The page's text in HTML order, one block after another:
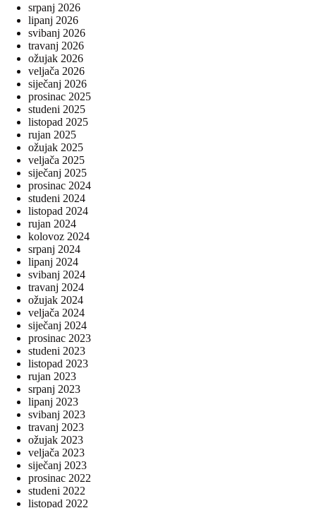
srpanj 2026
lipanj 2026
svibanj 2026
travanj 2026
ožujak 2026
veljača 2026
siječanj 2026
prosinac 2025
studeni 2025
listopad 2025
rujan 2025
ožujak 2025
veljača 2025
siječanj 2025
prosinac 2024
studeni 2024
listopad 2024
rujan 2024
kolovoz 2024
srpanj 2024
lipanj 2024
svibanj 2024
travanj 2024
ožujak 2024
veljača 2024
siječanj 2024
prosinac 2023
studeni 2023
listopad 2023
rujan 2023
srpanj 2023
lipanj 2023
svibanj 2023
travanj 2023
ožujak 2023
veljača 2023
siječanj 2023
prosinac 2022
studeni 2022
listopad 2022